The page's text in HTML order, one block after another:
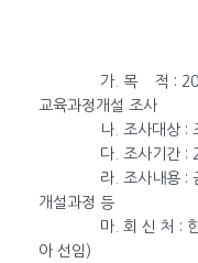
- 다
가. 목 적 : 2020 현
교육과정개설 조사
나. 조사대상 : 조
다. 조사기
라. 조사내용 : 금형
개설과정 등
마. 회 신 처 : 한국
아 선임)